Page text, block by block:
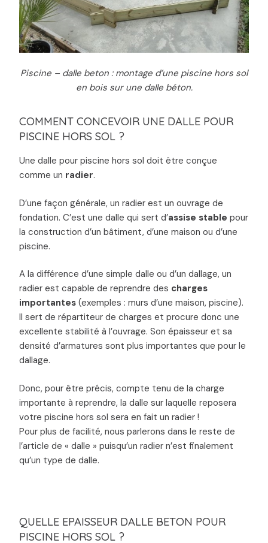
Piscine – dalle beton : montage d’une piscine hors sol
en bois sur une dalle béton.
COMMENT CONCEVOIR UNE DALLE POUR
PISCINE HORS SOL ?
Une dalle pour piscine hors sol doit être conçue
comme un radier.
D’une façon générale, un radier est un ouvrage de
fondation. C’est une dalle qui sert d’assise stable pour
la construction d’un bâtiment, d’une maison ou d’une
piscine.
A la différence d’une simple dalle ou d’un dallage, un
radier est capable de reprendre des charges
importantes (exemples : murs d’une maison, piscine).
Il sert de répartiteur de charges et procure donc une
excellente stabilité à l’ouvrage. Son épaisseur et sa
densité d’armatures sont plus importantes que pour le
dallage.
Donc, pour être précis, compte tenu de la charge
importante à reprendre, la dalle sur laquelle reposera
votre piscine hors sol sera en fait un radier !
Pour plus de facilité, nous parlerons dans le reste de
l’article de « dalle » puisqu’un radier n’est finalement
qu’un type de dalle.
QUELLE EPAISSEUR DALLE BETON POUR
PISCINE HORS SOL ?